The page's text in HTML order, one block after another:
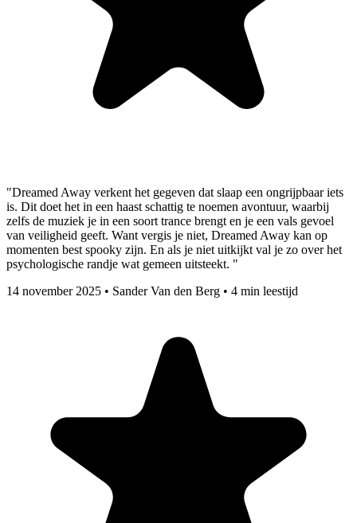
"Dreamed Away verkent het gegeven dat slaap een ongrijpbaar iets
is. Dit doet het in een haast schattig te noemen avontuur, waarbij
zelfs de muziek je in een soort trance brengt en je een vals gevoel
van veiligheid geeft. Want vergis je niet, Dreamed Away kan op
momenten best spooky zijn. En als je niet uitkijkt val je zo over het
psychologische randje wat gemeen uitsteekt. "
14 november 2025 • Sander Van den Berg • 4 min leestijd